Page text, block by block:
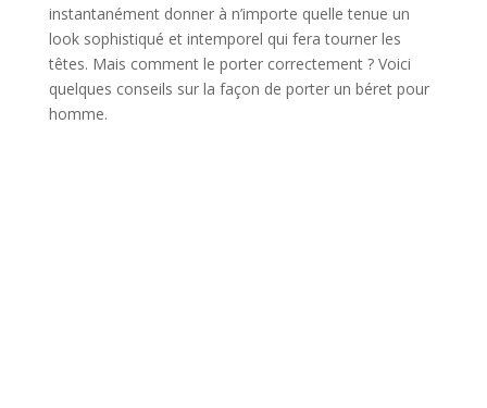
instantanément donner à n’importe quelle tenue un
look sophistiqué et intemporel qui fera tourner les
têtes. Mais comment le porter correctement ? Voici
quelques conseils sur la façon de porter un béret pour
homme.